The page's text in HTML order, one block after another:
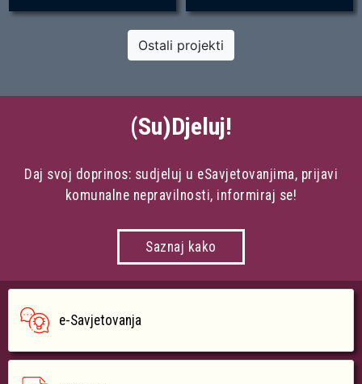
Ostali projekti
(Su)Djeluj!
Daj svoj doprinos: sudjeluj u eSavjetovanjima, prijavi
komunalne nepravilnosti, informiraj se!
Saznaj kako
e-Savjetovanja